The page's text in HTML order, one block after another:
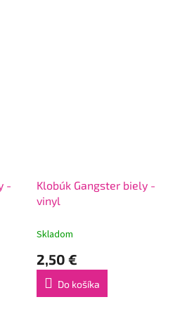
-
Klobúk Gangster biely -
vinyl
Skladom
2,50 €
Do košíka